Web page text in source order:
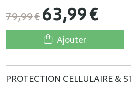
79,99€63,99€
Ajouter
PROTECTION CELLULAIRE &